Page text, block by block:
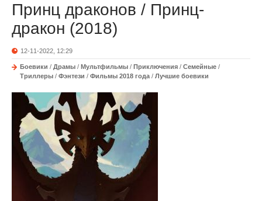
Принц драконов / Принц-
дракон (2018)
12-11-2022, 12:29
Боевики / Драмы / Мультфильмы / Приключения / Семейные /
Триллеры / Фэнтези / Фильмы 2018 года / Лучшие боевики